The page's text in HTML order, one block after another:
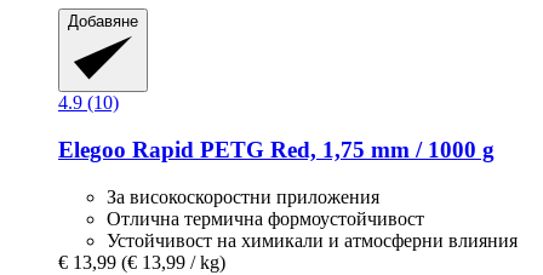
Добавяне
4.9 (10)
Elegoo Rapid PETG Red, 1,75 mm / 1000 g
За високоскоростни приложения
Отлична термична формоустойчивост
Устойчивост на химикали и атмосферни влияния
€ 13,99 (€ 13,99 / kg)